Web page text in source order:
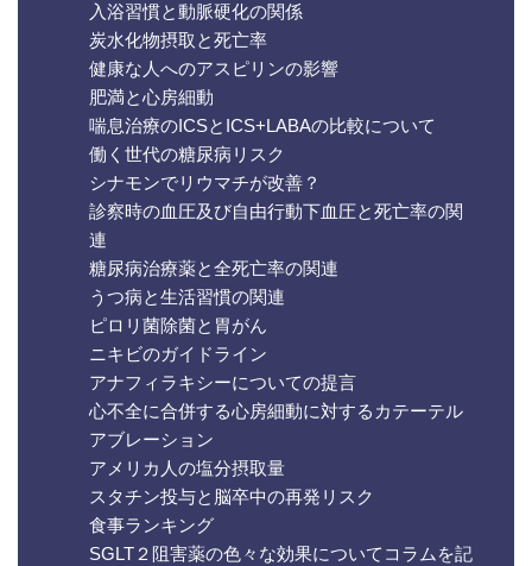
入浴習慣と動脈硬化の関係
炭水化物摂取と死亡率
健康な人へのアスピリンの影響
肥満と心房細動
喘息治療のICSとICS+LABAの比較について
働く世代の糖尿病リスク
シナモンでリウマチが改善？
診察時の血圧及び自由行動下血圧と死亡率の関
連
糖尿病治療薬と全死亡率の関連
うつ病と生活習慣の関連
ピロリ菌除菌と胃がん
ニキビのガイドライン
アナフィラキシーについての提言
心不全に合併する心房細動に対するカテーテル
アブレーション
アメリカ人の塩分摂取量
スタチン投与と脳卒中の再発リスク
食事ランキング
SGLT２阻害薬の色々な効果についてコラムを記